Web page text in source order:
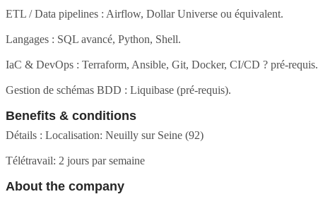
ETL / Data pipelines : Airflow, Dollar Universe ou équivalent.
Langages : SQL avancé, Python, Shell.
IaC & DevOps : Terraform, Ansible, Git, Docker, CI/CD ? pré-requis.
Gestion de schémas BDD : Liquibase (pré-requis).
Benefits & conditions
Détails : Localisation: Neuilly sur Seine (92)
Télétravail: 2 jours par semaine
About the company